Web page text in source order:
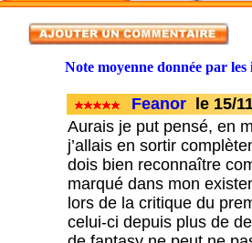
Note moyenne donnée par
Feanor le 15/
Aurais je put pensé, en
j’allais en sortir
dois bien reconnaître
marqué dans mon
lors de la critique du
celui-ci depuis plus de